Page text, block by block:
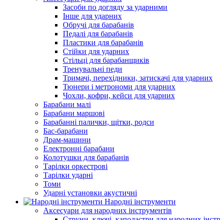
Засоби по догляду за ударними
Інше для ударних
Обручі для барабанів
Педалі для барабанів
Пластики для барабанів
Стійки для ударних
Стільці для барабанщиків
Тренувальні педи
Тримачі, перехідники, затискачі для ударних
Тюнери і метрономи для ударних
Чохли, кофри, кейси для ударних
Барабани малі
Барабани маршові
Барабанні палички, щітки, родси
Бас-барабани
Драм-машини
Електронні барабани
Колотушки для барабанів
Тарілки оркестрові
Тарілки ударні
Томи
Ударні установки акустичні
Народні інструменти
Аксесуари для народних інструментів